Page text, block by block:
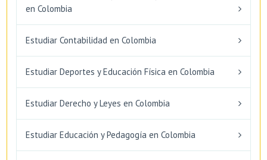
en Colombia
Estudiar Contabilidad en Colombia
Estudiar Deportes y Educación Física en Colombia
Estudiar Derecho y Leyes en Colombia
Estudiar Educación y Pedagogía en Colombia